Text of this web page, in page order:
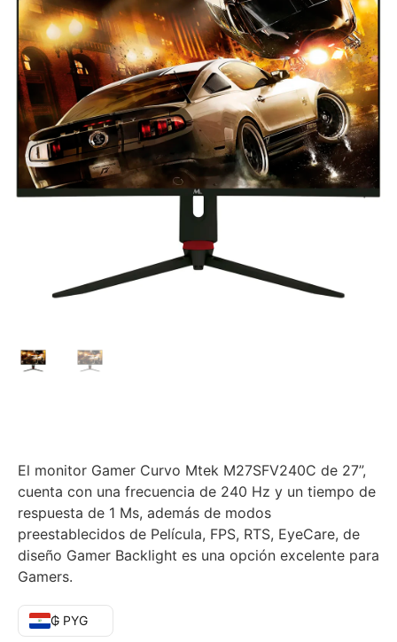
El monitor Gamer Curvo Mtek M27SFV240C de 27”,
cuenta con una frecuencia de 240 Hz y un tiempo de
respuesta de 1 Ms, además de modos
preestablecidos de Película, FPS, RTS, EyeCare, de
diseño Gamer Backlight es una opción excelente para
Gamers.
₲ PYG